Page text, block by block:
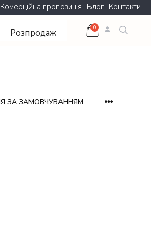
Комерційна пропозиція Блог Контакти
Розпродаж